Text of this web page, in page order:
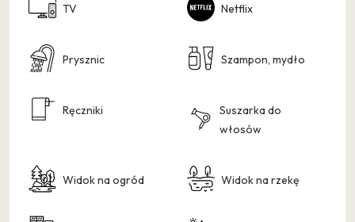
TV Netflix
Prysznic Szampon, mydło
Ręczniki
Suszarka do
włosów
Widok na ogród Widok na rzekę